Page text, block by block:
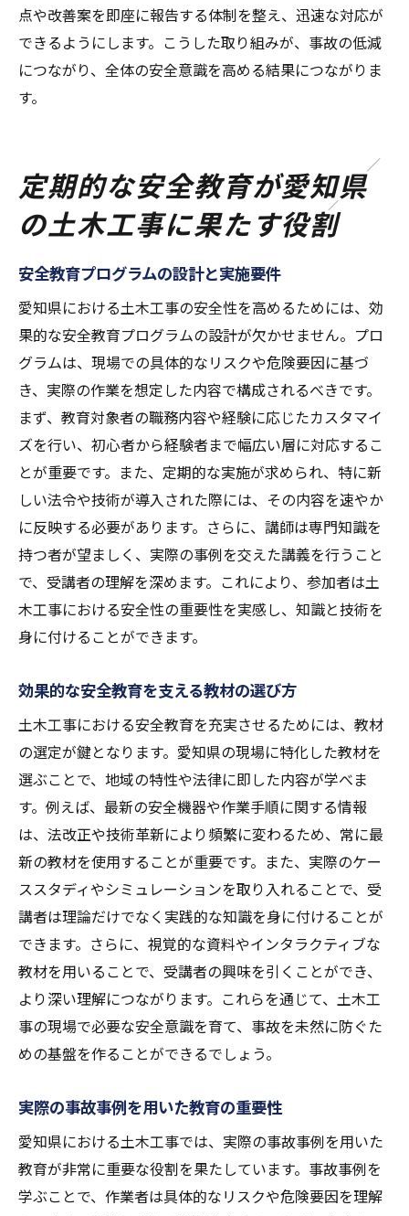
点や改善案を即座に報告する体制を整え、迅速な対応が
できるようにします。こうした取り組みが、事故の低減
につながり、全体の安全意識を高める結果につながりま
す。
定期的な安全教育が愛知県
の土木工事に果たす役割
安全教育プログラムの設計と実施要件
愛知県における土木工事の安全性を高めるためには、効
果的な安全教育プログラムの設計が欠かせません。プロ
グラムは、現場での具体的なリスクや危険要因に基づ
き、実際の作業を想定した内容で構成されるべきです。
まず、教育対象者の職務内容や経験に応じたカスタマイ
ズを行い、初心者から経験者まで幅広い層に対応するこ
とが重要です。また、定期的な実施が求められ、特に新
しい法令や技術が導入された際には、その内容を速やか
に反映する必要があります。さらに、講師は専門知識を
持つ者が望ましく、実際の事例を交えた講義を行うこと
で、受講者の理解を深めます。これにより、参加者は土
木工事における安全性の重要性を実感し、知識と技術を
身に付けることができます。
効果的な安全教育を支える教材の選び方
土木工事における安全教育を充実させるためには、教材
の選定が鍵となります。愛知県の現場に特化した教材を
選ぶことで、地域の特性や法律に即した内容が学べま
す。例えば、最新の安全機器や作業手順に関する情報
は、法改正や技術革新により頻繁に変わるため、常に最
新の教材を使用することが重要です。また、実際のケー
ススタディやシミュレーションを取り入れることで、受
講者は理論だけでなく実践的な知識を身に付けることが
できます。さらに、視覚的な資料やインタラクティブな
教材を用いることで、受講者の興味を引くことができ、
より深い理解につながります。これらを通じて、土木工
事の現場で必要な安全意識を育て、事故を未然に防ぐた
めの基盤を作ることができるでしょう。
実際の事故事例を用いた教育の重要性
愛知県における土木工事では、実際の事故事例を用いた
教育が非常に重要な役割を果たしています。事故事例を
学ぶことで、作業者は具体的なリスクや危険要因を理解